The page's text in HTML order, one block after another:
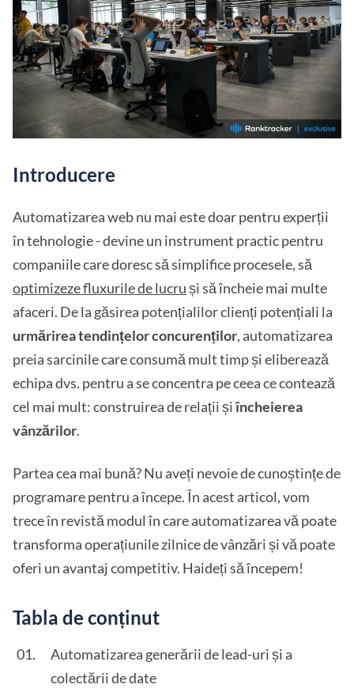
Introducere
Automatizarea web nu mai este doar pentru experții
în tehnologie - devine un instrument practic pentru
companiile care doresc să simplifice procesele, să
optimizeze fluxurile de lucruși să încheie mai multe
afaceri. De la găsirea potențialilor clienți potențiali la
urmărirea tendințelor concurenților, automatizarea
preia sarcinile care consumă mult timp și eliberează
echipa dvs. pentru a se concentra pe ceea ce contează
cel mai mult: construirea de relații șiîncheierea
vânzărilor.
Partea cea mai bună? Nu aveți nevoie de cunoștințe de
programare pentru a începe. În acest articol, vom
trece în revistă modul în care automatizarea vă poate
transforma operațiunile zilnice de vânzări și vă poate
oferi un avantaj competitiv. Haideți să începem!
Tabla de conținut
Automatizarea generării de lead-uri și a
colectării de date